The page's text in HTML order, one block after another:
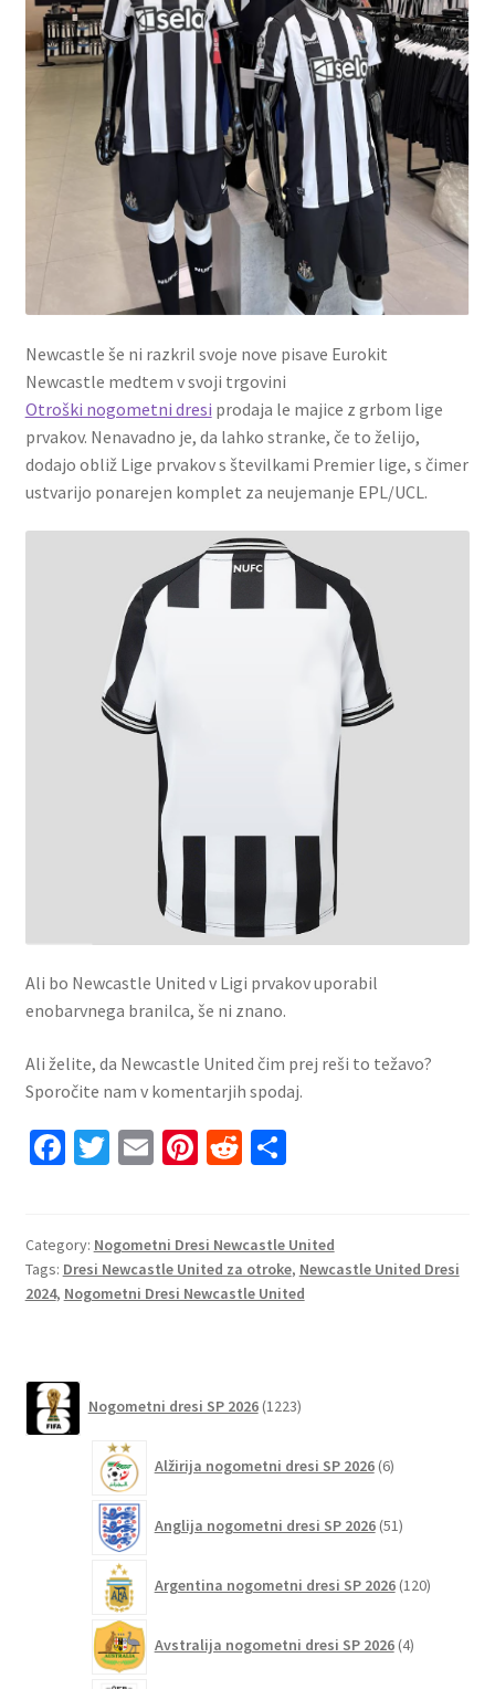
Newcastle še ni razkril svoje nove pisave Eurokit
Newcastle medtem v svoji trgovini
Otroški nogometni dresi prodaja le majice z grbom lige
prvakov. Nenavadno je, da lahko stranke, če to želijo,
dodajo obliž Lige prvakov s številkami Premier lige, s čimer
ustvarijo ponarejen komplet za neujemanje EPL/UCL.
Ali bo Newcastle United v Ligi prvakov uporabil
enobarvnega branilca, še ni znano.
Ali želite, da Newcastle United čim prej reši to težavo?
Sporočite nam v komentarjih spodaj.
Fa
o
o
T
er
E
l
Pi
es
t
R
di
t
S
e
Category: Nogometni Dresi Newcastle United
Tags: Dresi Newcastle United za otroke, Newcastle United Dresi
2024, Nogometni Dresi Newcastle United
Nogometni dresi SP 2026 1223izdelkov
Alžirija nogometni dresi SP 2026 6izdelkov
Anglija nogometni dresi SP 2026 51izdelkov
Argentina nogometni dresi SP 2026 120izdelkov
Avstralija nogometni dresi SP 2026 4izdelki